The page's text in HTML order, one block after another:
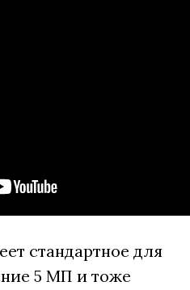
стандартное для
5 МП и тоже